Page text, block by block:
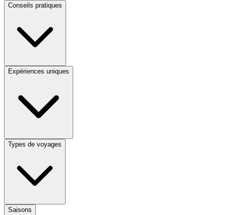
Conseils pratiques
Expériences uniques
Types de voyages
Saisons